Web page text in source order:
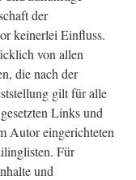
der
keinerlei Einfluss.
von allen
die nach der
gilt für alle
Links und
Autor eingerichteten
Für
und